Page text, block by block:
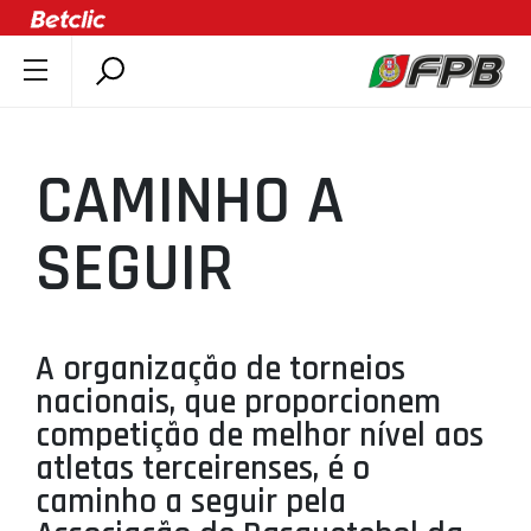
ÚLTIMAS
COMPETIÇÕES
ASSOCIAÇÕES
AGENTES
AGENDA
SELEÇÕES
MINIBASQUETE
CAMINHO A
SEGUIR
A organização de torneios
nacionais, que proporcionem
competição de melhor nível aos
atletas terceirenses, é o
caminho a seguir pela